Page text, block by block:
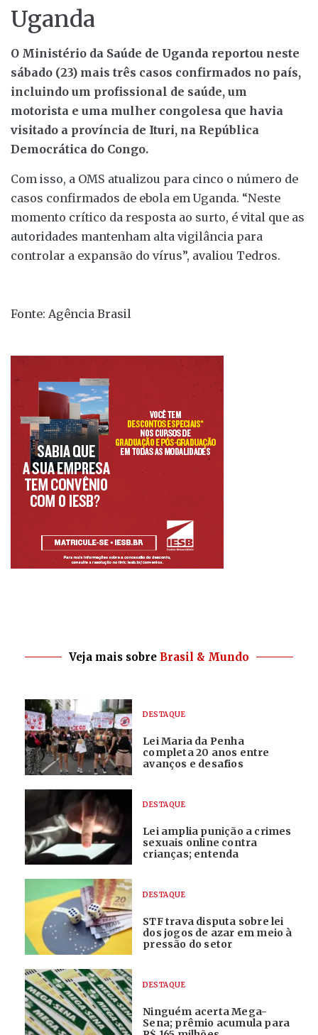
Uganda
O Ministério da Saúde de Uganda reportou neste
sábado (23) mais três casos confirmados no país,
incluindo um profissional de saúde, um
motorista e uma mulher congolesa que havia
visitado a província de Ituri, na República
Democrática do Congo.
Com isso, a OMS atualizou para cinco o número de
casos confirmados de ebola em Uganda. “Neste
momento crítico da resposta ao surto, é vital que as
autoridades mantenham alta vigilância para
controlar a expansão do vírus”, avaliou Tedros.
Fonte: Agência Brasil
Veja mais sobre Brasil & Mundo
DESTAQUE
Lei Maria da Penha
completa 20 anos entre
avanços e desafios
DESTAQUE
Lei amplia punição a crimes
sexuais online contra
crianças; entenda
DESTAQUE
STF trava disputa sobre lei
dos jogos de azar em meio à
pressão do setor
DESTAQUE
Ninguém acerta Mega-
Sena; prêmio acumula para